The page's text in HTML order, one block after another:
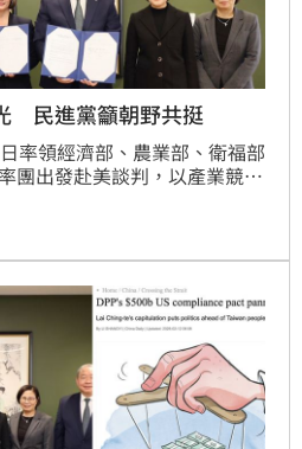
民進黨籲朝野共挺
率領經濟部、農業部、衛福部
團出發赴美談判，以產業競爭
台美對等貿易協定」（ART）
就列出6大重點，並強調結果
持續發展、產業走向世界，呼
持。